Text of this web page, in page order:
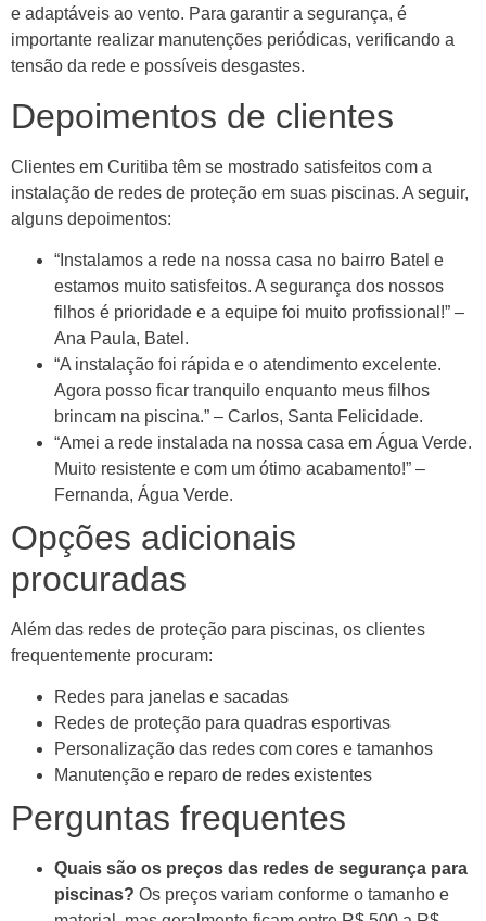
e adaptáveis ao vento. Para garantir a segurança, é
importante realizar manutenções periódicas, verificando a
tensão da rede e possíveis desgastes.
Depoimentos de clientes
Clientes em Curitiba têm se mostrado satisfeitos com a
instalação de redes de proteção em suas piscinas. A seguir,
alguns depoimentos:
“Instalamos a rede na nossa casa no bairro Batel e
estamos muito satisfeitos. A segurança dos nossos
filhos é prioridade e a equipe foi muito profissional!” –
Ana Paula, Batel.
“A instalação foi rápida e o atendimento excelente.
Agora posso ficar tranquilo enquanto meus filhos
brincam na piscina.” – Carlos, Santa Felicidade.
“Amei a rede instalada na nossa casa em Água Verde.
Muito resistente e com um ótimo acabamento!” –
Fernanda, Água Verde.
Opções adicionais
procuradas
Além das redes de proteção para piscinas, os clientes
frequentemente procuram:
Redes para janelas e sacadas
Redes de proteção para quadras esportivas
Personalização das redes com cores e tamanhos
Manutenção e reparo de redes existentes
Perguntas frequentes
Quais são os preços das redes de segurança para
piscinas? Os preços variam conforme o tamanho e